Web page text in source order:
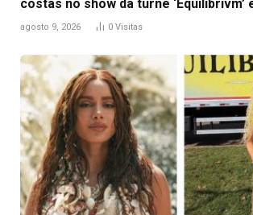
costas no show da turnê ‘Equilibrivm’
agosto 9, 2026 0 Visitas